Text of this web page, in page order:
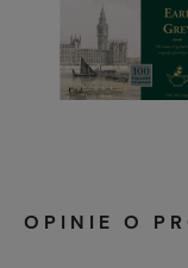
OPINIE O